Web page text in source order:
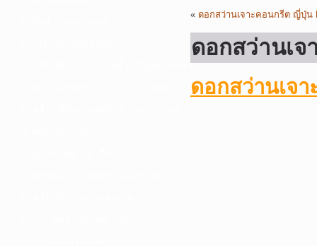
D. เครื่องมือก่อสร้าง-เครื่องมืออุตสาหกรรม
« ดอกสว่านเจาะคอนกรีต ญี่ปุ่น
ดอกสว่านเจ
ดอกสว่านเจ